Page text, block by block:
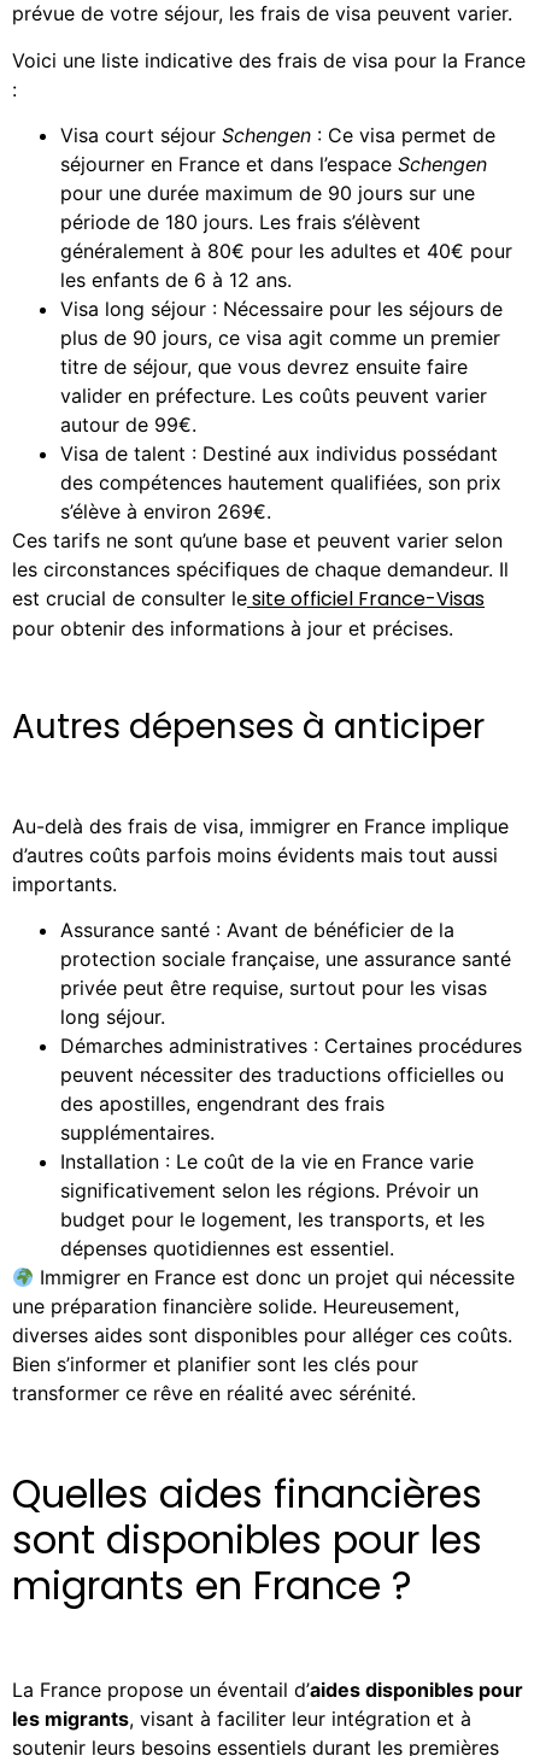
prévue de votre séjour, les frais de visa peuvent varier.
Voici une liste indicative des frais de visa pour la France
:
Visa court séjour Schengen : Ce visa permet de
séjourner en France et dans l’espace Schengen
pour une durée maximum de 90 jours sur une
période de 180 jours. Les frais s’élèvent
généralement à 80€ pour les adultes et 40€ pour
les enfants de 6 à 12 ans.
Visa long séjour : Nécessaire pour les séjours de
plus de 90 jours, ce visa agit comme un premier
titre de séjour, que vous devrez ensuite faire
valider en préfecture. Les coûts peuvent varier
autour de 99€.
Visa de talent : Destiné aux individus possédant
des compétences hautement qualifiées, son prix
s’élève à environ 269€.
Ces tarifs ne sont qu’une base et peuvent varier selon
les circonstances spécifiques de chaque demandeur. Il
est crucial de consulter le site officiel France-Visas
pour obtenir des informations à jour et précises​.
Autres dépenses à anticiper
Au-delà des frais de visa, immigrer en France implique
d’autres coûts parfois moins évidents mais tout aussi
importants.
Assurance santé : Avant de bénéficier de la
protection sociale française, une assurance santé
privée peut être requise, surtout pour les visas
long séjour.
Démarches administratives : Certaines procédures
peuvent nécessiter des traductions officielles ou
des apostilles, engendrant des frais
supplémentaires.
Installation : Le coût de la vie en France varie
significativement selon les régions. Prévoir un
budget pour le logement, les transports, et les
dépenses quotidiennes est essentiel.
Immigrer en France est donc un projet qui nécessite
une préparation financière solide. Heureusement,
diverses aides sont disponibles pour alléger ces coûts.
Bien s’informer et planifier sont les clés pour
transformer ce rêve en réalité avec sérénité.
Quelles aides financières
sont disponibles pour les
migrants en France ?
La France propose un éventail d’aides disponibles pour
les migrants, visant à faciliter leur intégration et à
soutenir leurs besoins essentiels durant les premières